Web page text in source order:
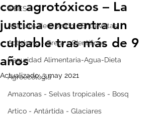
IPBES
Artículos de Opinión - Entrevistas
Activismo - Greta - Científicos
Seguridad Alimentaria-Agua-Dieta
Agroecología
Amazonas - Selvas tropicales - Bosq
Artico - Antártida - Glaciares
con agrotóxicos – La
justicia encuentra un
culpable tras más de 9
años
Actualizado:3 may 2021